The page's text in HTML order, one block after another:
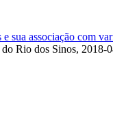
sua associação com
Rio dos Sinos, 2018-